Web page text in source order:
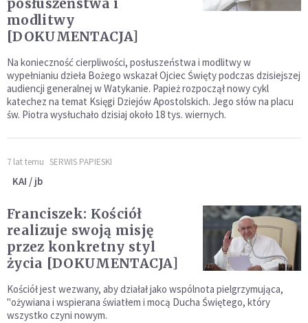
posłuszeństwa i
modlitwy
[DOKUMENTACJA]
Na konieczność cierpliwości, posłuszeństwa i modlitwy w
wypełnianiu dzieła Bożego wskazał Ojciec Święty podczas dzisiejszej
audiencji generalnej w Watykanie. Papież rozpoczął nowy cykl
katechez na temat Księgi Dziejów Apostolskich. Jego słów na placu
św. Piotra wysłuchało dzisiaj około 18 tys. wiernych.
7 lat temu SERWIS PAPIESKI
KAI / jb
Franciszek: Kościół
realizuje swoją misję
przez konkretny styl
życia [DOKUMENTACJA]
Kościół jest wezwany, aby działał jako wspólnota pielgrzymująca,
"ożywiana i wspierana światłem i mocą Ducha Świętego, który
wszystko czyni nowym.